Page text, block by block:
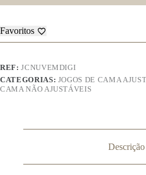
Favoritos
REF:JCNUVEMDIGI
CATEGORIAS: JOGOS DE CAMA
CAMA NÃO AJUSTÁVEIS
Descrição